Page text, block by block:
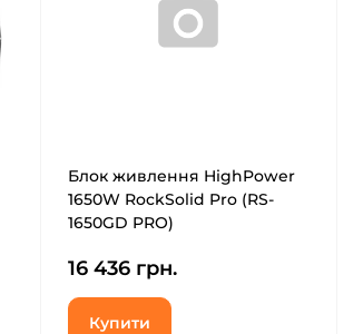
Блок живлення HighPower
1650W RockSolid Pro (RS-
1650GD PRO)
16 436 грн.
Купити